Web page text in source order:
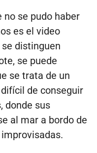
no se pudo haber
es el video
distinguen
se puede
se trata de un
de conseguir
donde sus
al mar a bordo de